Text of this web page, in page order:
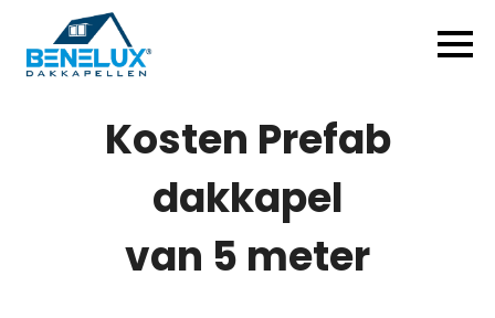
Kosten Prefab
dakkapel
van 5 meter